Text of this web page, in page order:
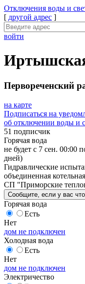
Отключения воды и
[ другой адрес ]
войти
Первореченский
на карте
Подписаться на
об отключении воды и
51 подписчик
Горячая вода
не будет с 7 сен. 00:00
дней)
Гидравлические
объединенная
СП "Приморские
Сообщите , если у вас
Горячая вода
Есть
Нет
дом не подключен
Холодная вода
Есть
Нет
дом не подключен
Электричество